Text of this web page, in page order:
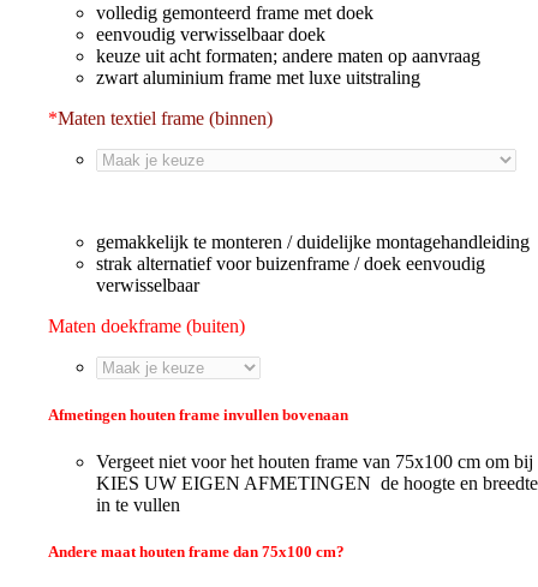
volledig gemonteerd frame met doek
eenvoudig verwisselbaar doek
keuze uit acht formaten; andere maten op aanvraag
zwart aluminium frame met luxe uitstraling
*Maten textiel frame (binnen)
gemakkelijk te monteren / duidelijke montagehandleiding
strak alternatief voor buizenframe / doek eenvoudig
verwisselbaar
Maten doekframe (buiten)
Afmetingen houten frame invullen bovenaan
Vergeet niet voor het houten frame van 75x100 cm om bij
KIES UW EIGEN AFMETINGEN de hoogte en breedte
in te vullen
Andere maat houten frame dan 75x100 cm?